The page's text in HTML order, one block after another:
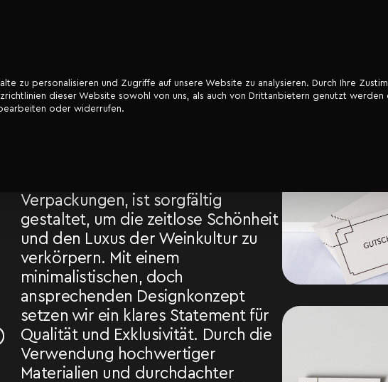
Unser Corporate Design spiegelt
Verpackungen, ist sorgfältig
gestaltet, um die zeitlose Schönheit
und den Luxus der Weinkultur zu
verkörpern. Mit einem
minimalistischen, doch
ansprechenden Designkonzept
setzen wir ein klares Statement für
Qualität und Exklusivität. Durch die
Verwendung hochwertiger
Materialien und durchdachter
zu personalisieren und Zugriffe auf unsere Website zu analysieren. Durch Ihre
dieser Website sowohl von uns, als auch von Drittanbietern genutzt werden
oder widerrufen.